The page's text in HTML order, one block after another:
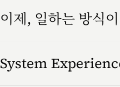
이제, 일하는 방식
System